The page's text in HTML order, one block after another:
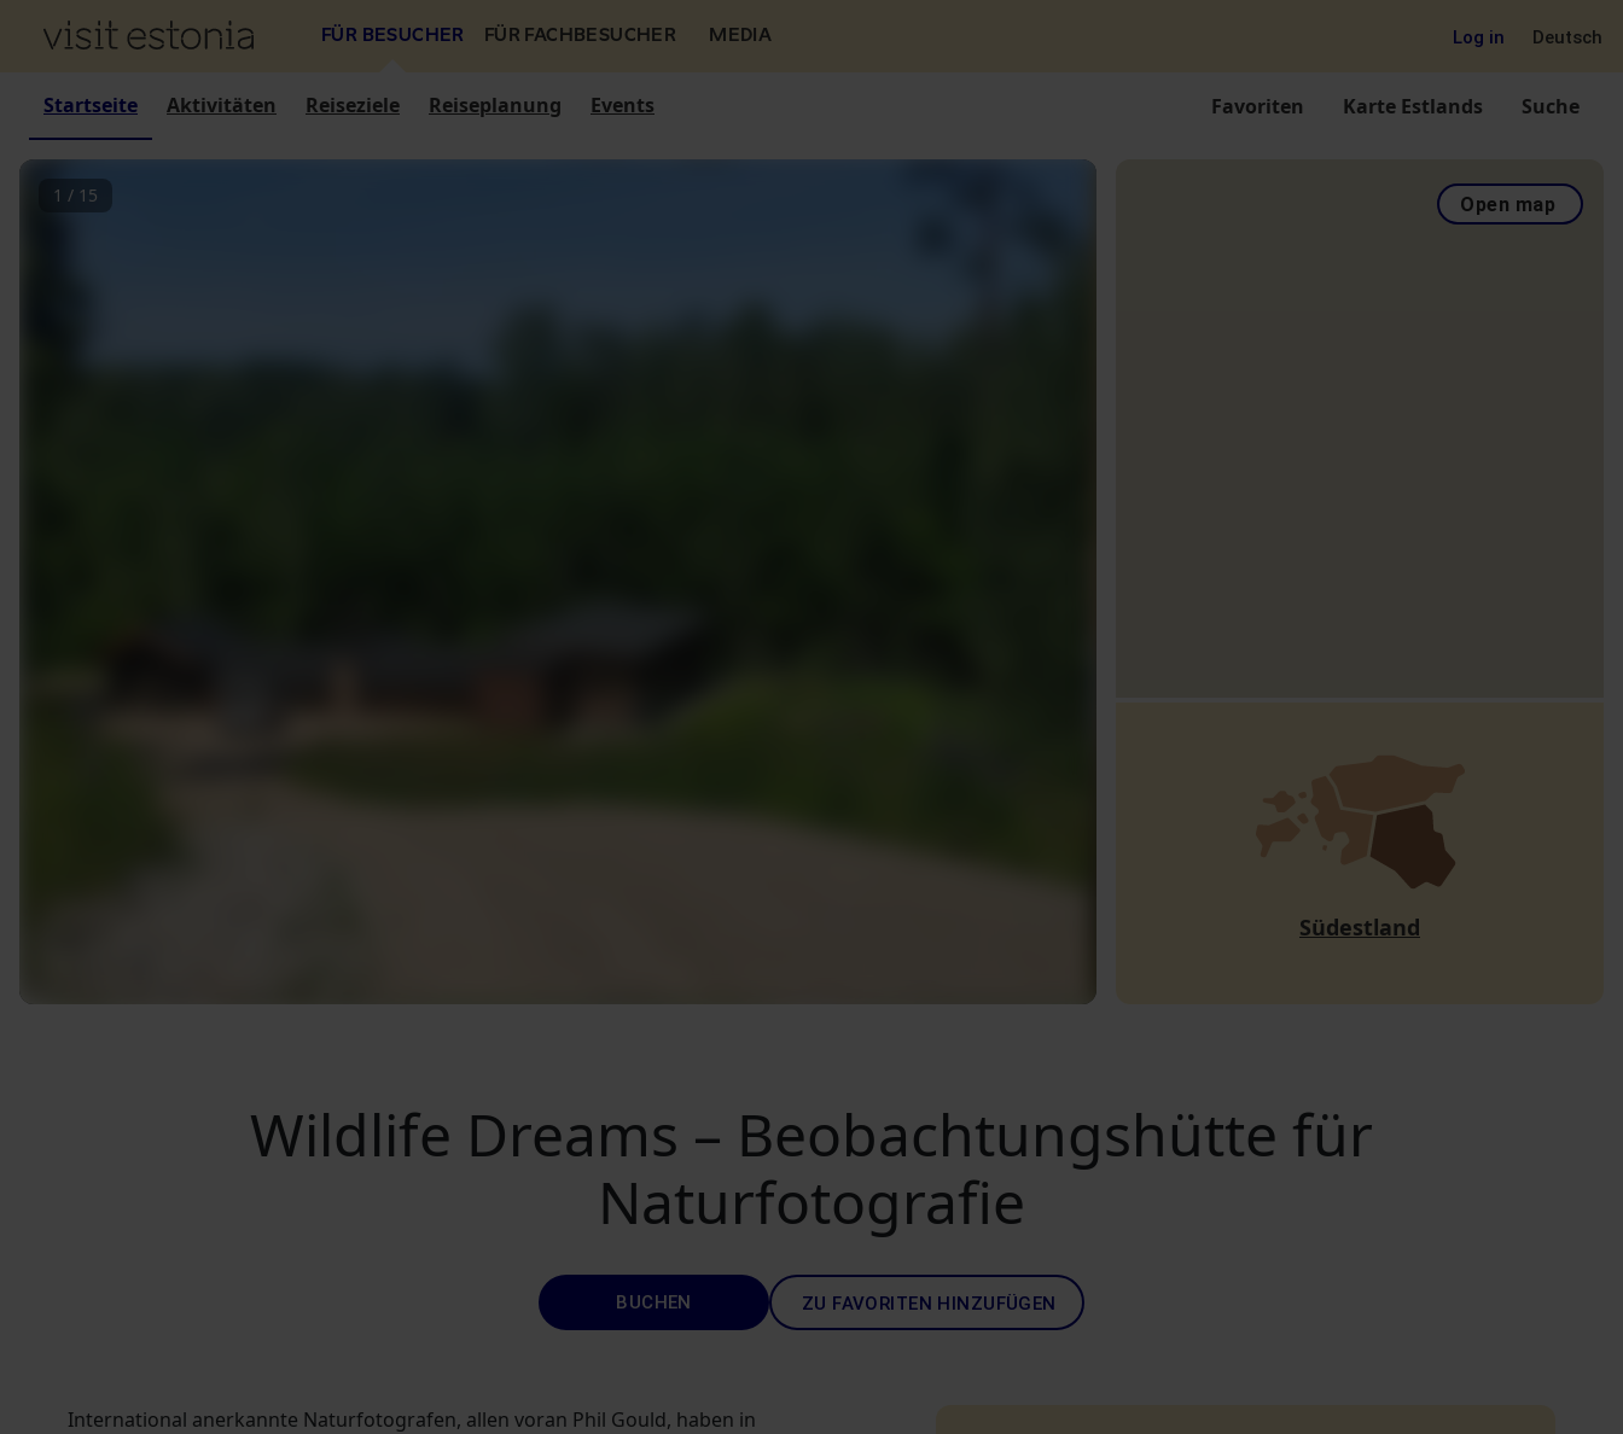
FÜR BESUCHER FÜR FACHBESUCHER MEDIA Log in Deutsch
Startseite Aktivitäten Reiseziele Reiseplanung Events Favoriten Karte Estlands Suche
1 / 15 Open map
Südestland
Wildlife Dreams – Beobachtungshütte für
Naturfotografie
BUCHEN ZU FAVORITEN HINZUFÜGEN
International anerkannte Naturfotografen, allen voran Phil Gould, haben in